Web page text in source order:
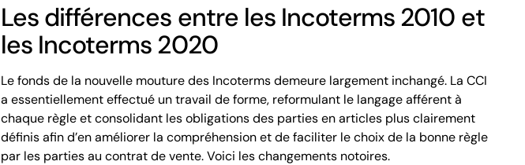
Les différences entre les Incoterms 2010 et
les Incoterms 2020
Le fonds de la nouvelle mouture des Incoterms demeure largement inchangé. La CCI
a essentiellement effectué un travail de forme, reformulant le langage afférent à
chaque règle et consolidant les obligations des parties en articles plus clairement
définis afin d’en améliorer la compréhension et de faciliter le choix de la bonne règle
par les parties au contrat de vente. Voici les changements notoires.